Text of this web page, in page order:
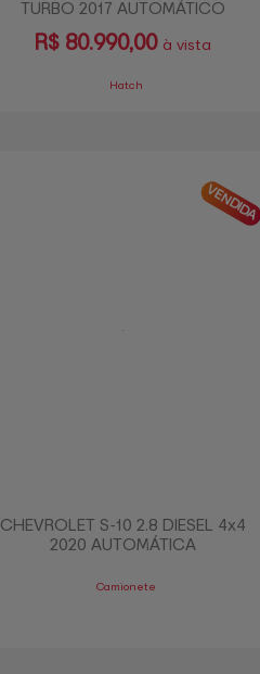
TURBO 2017 AUTOMÁTICO
R$80.990,00 à vista
Hatch
VENDIDA
CHEVROLET S-10 2.8 DIESEL 4x4
2020 AUTOMÁTICA
Camionete